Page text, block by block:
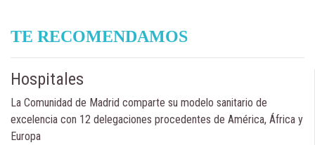
TE RECOMENDAMOS
Hospitales
La Comunidad de Madrid comparte su modelo sanitario de
excelencia con 12 delegaciones procedentes de América, África y
Europa